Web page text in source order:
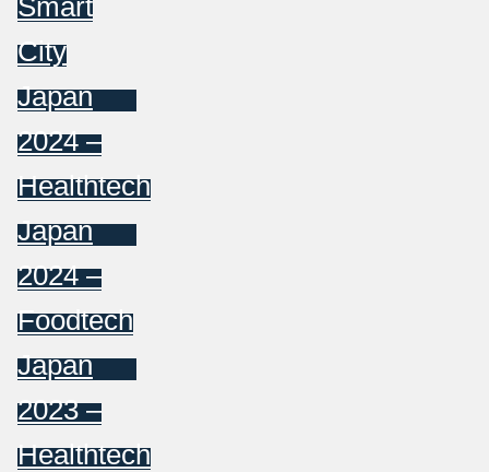
Smart
City
Japan
2024 –
Healthtech
Japan
2024 –
Foodtech
Japan
2023 –
Healthtech